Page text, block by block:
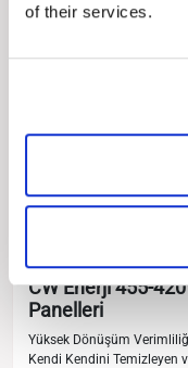
of their services.
CW Enerji 455-
Panelleri
Yüksek Dönüşüm
Kendi Kendini Temizleyen